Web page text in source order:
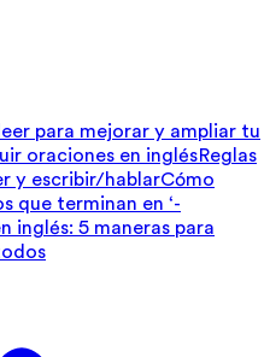
para mejorar y ampliar tu
oraciones en inglésReglas
y escribir/hablarCómo
que terminan en ‘-
inglés: 5 maneras para